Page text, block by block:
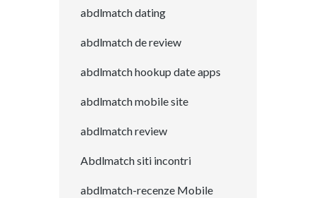
abdlmatch dating
abdlmatch de review
abdlmatch hookup date apps
abdlmatch mobile site
abdlmatch review
Abdlmatch siti incontri
abdlmatch-recenze Mobile